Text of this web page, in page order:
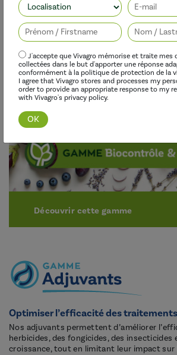
Protéger les cultures naturellement
Nos produits biosourcés ont pour but de
matières actives naturelles, alternatives
Découvrir cette gamme
Optimiser l’efficacité des traitements
Nos adjuvants permettent d’améliorer
herbicides, des fongicides, des insecticides
croissance, tout en limitant leur impact sur
J'accepte que Vivagro mémorise et traite mes
collectées dans le but d'apporter une réponse
conformément à la politique de protection de la
I agree that Vivagro stores and processes my
order to provide an appropriate response to my
with Vivagro's privacy policy.